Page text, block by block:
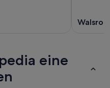
eine